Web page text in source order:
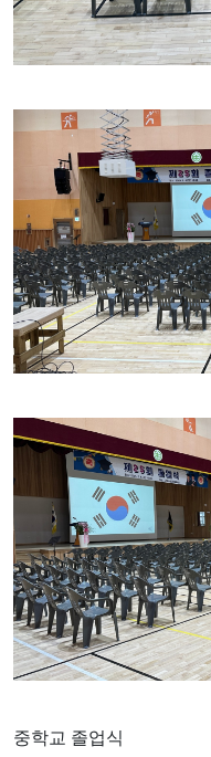
중학교 졸업식